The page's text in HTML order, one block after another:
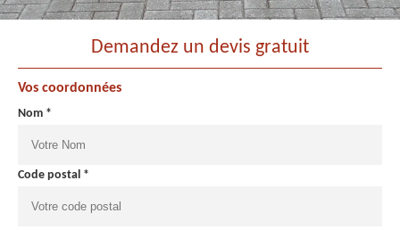
Demandez un devis gratuit
Vos coordonnées
Nom *
Code postal *